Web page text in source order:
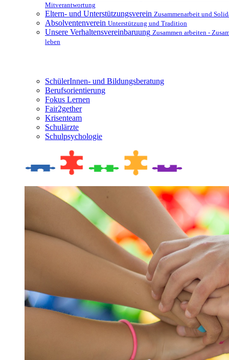
Mitverantwortung
Eltern- und Unterstützungsverein Zusammenarbeit und
Absolventenverein Unterstützung und Tradition
Unsere Verhaltensvereinbaruung Zusammen arbeiten -
leben
SchülerInnen- und Bildungsberatung
Berufsorientierung
Fokus Lernen
Fair2gether
Krisenteam
Schulärzte
Schulpsychologie